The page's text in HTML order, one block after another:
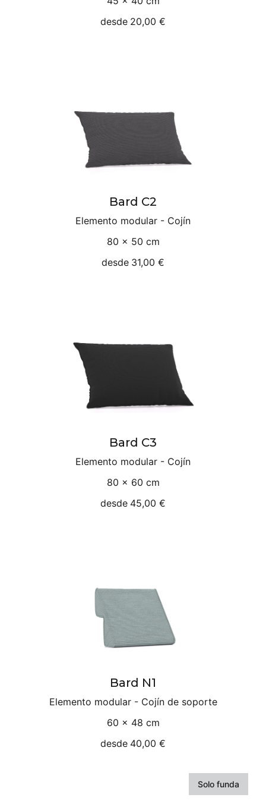
desde 20,00 €
Bard C2
Elemento modular - Cojín
80 × 50 cm
desde 31,00 €
Bard C3
Elemento modular - Cojín
80 × 60 cm
desde 45,00 €
Bard N1
Elemento modular - Cojín de soporte
60 × 48 cm
desde 40,00 €
Solo funda